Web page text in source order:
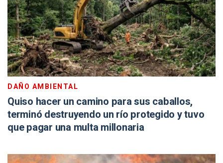
DAÑO AMBIENTAL
Quiso hacer un camino para sus caballos,
terminó destruyendo un río protegido y tuvo
que pagar una multa millonaria